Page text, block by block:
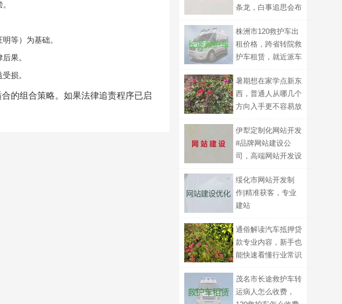
等）为基础。
果。
损。
的组合策略。如果法律追责程序已启
条龙，白事追思会布
株洲市120救护车出
租价格，跨省转院救
护车租赁，就近派车
暑期想在家学点新东
西，普通人从哪几个
方向入手更不容易放
伊犁定制化网站开发
#品牌网站建设公
司，高端网站开发设
绥化市网站开发制
作|精准获客，专业
建站
通俗解读汽车抵押贷
款专业内容，新手也
能快速看懂行业常识
茂名市长途救护车转
运病人怎么收费，